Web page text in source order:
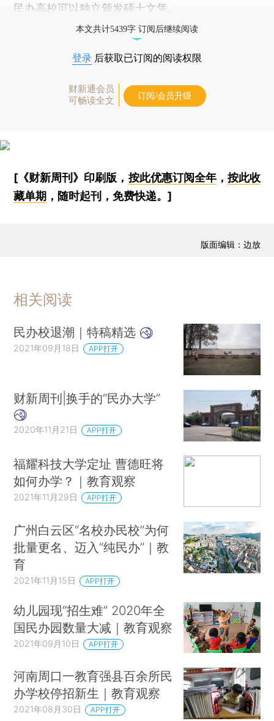
民办高校可以独立颁发硕士文凭。
本文共计5439字 订阅后继续阅读
登录 后获取已订阅的阅读权限
财新通会员
可畅读全文
订阅/会员升级
[《财新周刊》印刷版， 按此优惠订阅全年， 按此收
藏单期 ，随时起刊，免费快递。]
版面编辑：边放
相关阅读
民办校退潮｜特稿精选
2021年09月18日 APP打开
财新周刊|换手的“民办大学”
2020年11月21日 APP打开
福耀科技大学定址 曹德旺将
如何办学？｜教育观察
2021年11月29日 APP打开
广州白云区“名校办民校”为何
批量更名、迈入“纯民办”｜教
育
2021年11月15日 APP打开
幼儿园现“招生难” 2020年全
国民办园数量大减｜教育观察
2021年09月10日 APP打开
河南周口一教育强县百余所民
办学校停招新生｜教育观察
2021年08月30日 APP打开